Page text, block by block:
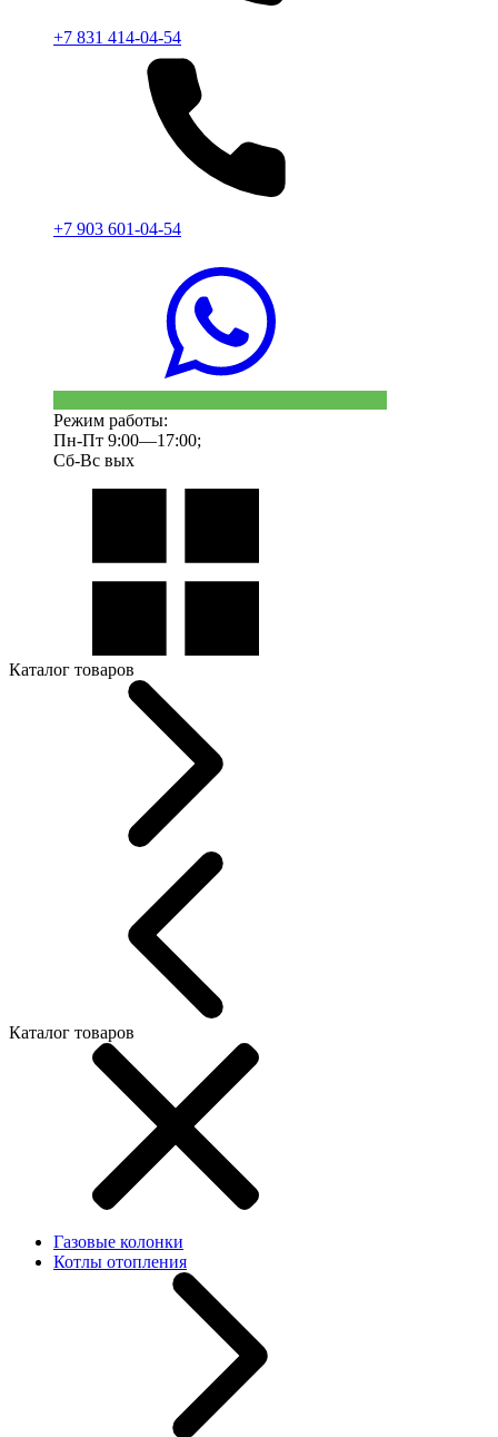
+7 831 414-04-54
+7 903 601-04-54
Режим работы:
Пн-Пт 9:00—17:00;
Сб-Вс вых
Каталог товаров
Каталог товаров
Газовые колонки
Котлы отопления